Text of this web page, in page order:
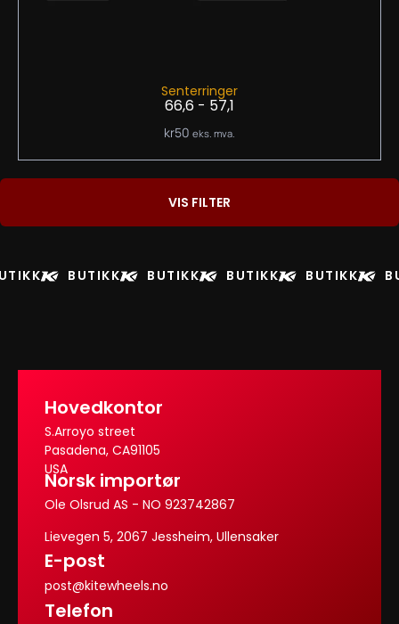
Senterringer
66,6 - 57,1
kr50 eks. mva.
VIS FILTER
BUTIKK BUTIKK BUTIKK BUTIKK
Hovedkontor
S.Arroyo street
Pasadena, CA91105
USA
Norsk importør
Ole Olsrud AS - NO 923742867
Lievegen 5, 2067 Jessheim, Ullensaker
E-post
post@kitewheels.no
Telefon